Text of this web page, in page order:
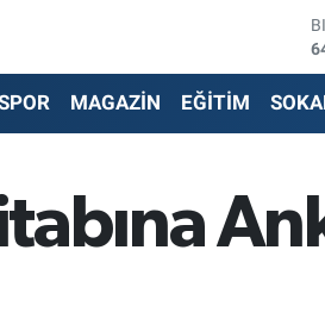
MAGAZİN EĞİTİM